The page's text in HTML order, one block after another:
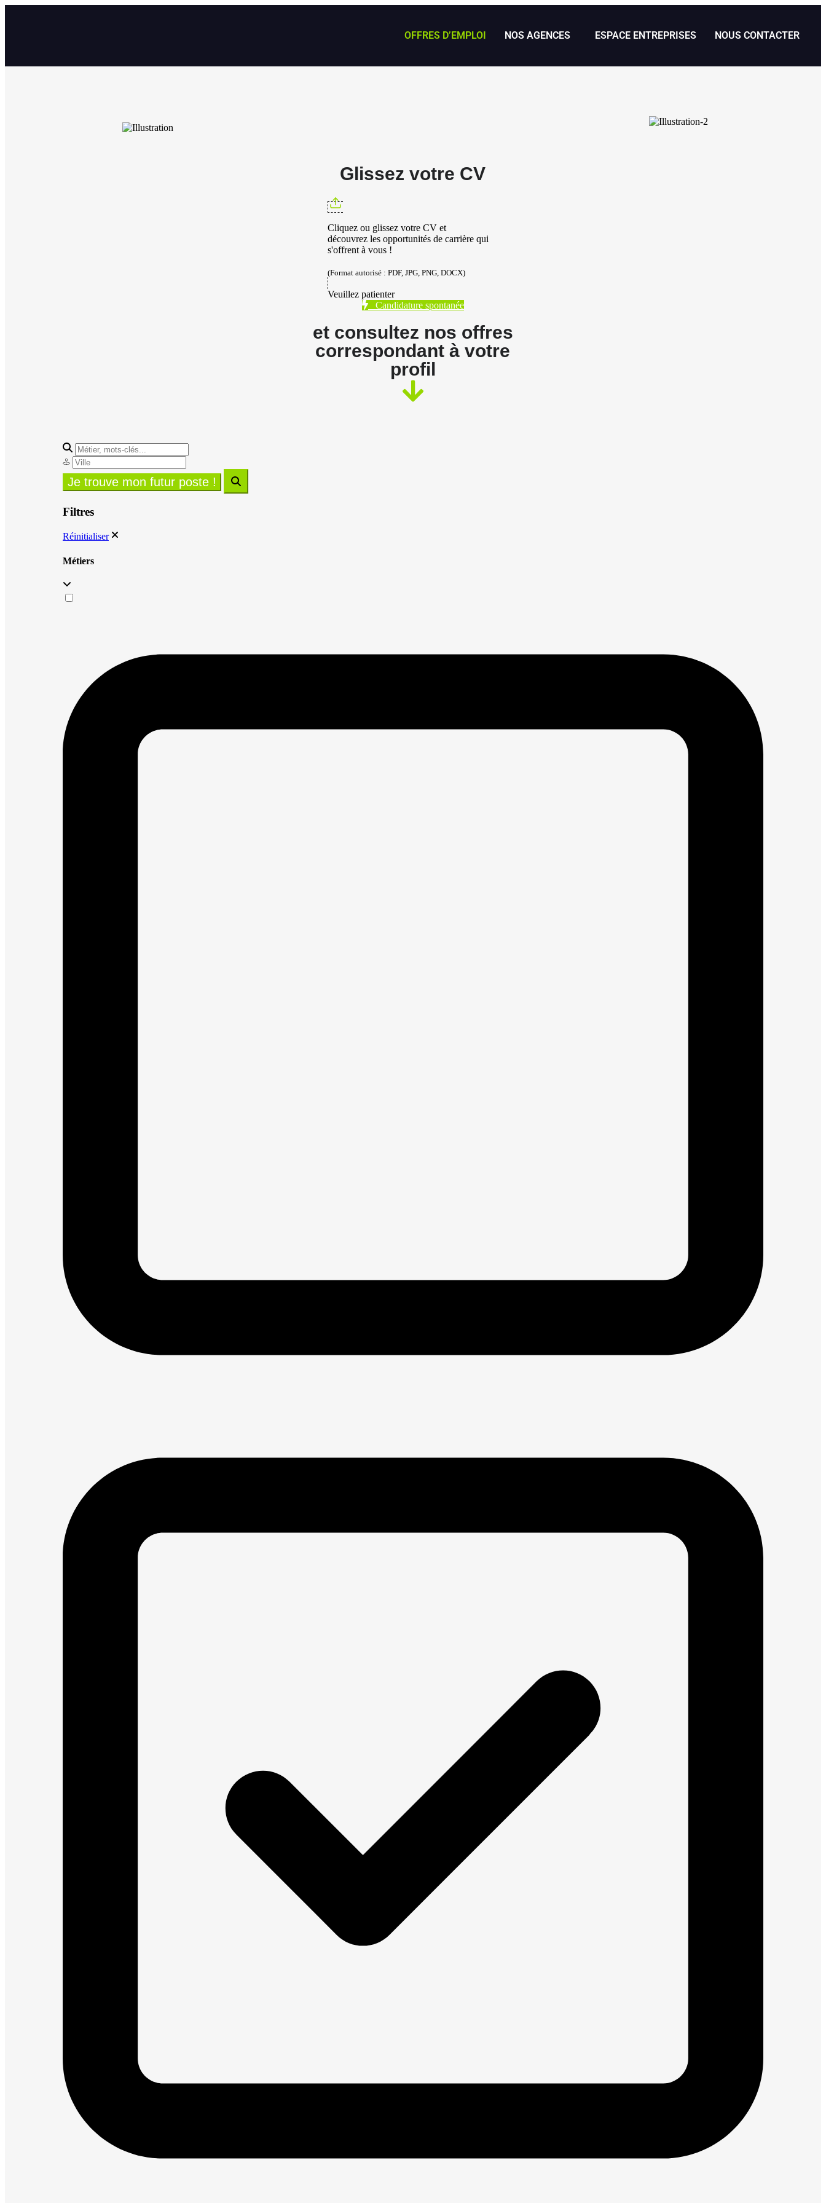
OFFRES D’EMPLOI NOS AGENCES ESPACE ENTREPRISES NOUS CONTACTER
Glissez votre CV
Cliquez ou glissez votre CV et
découvrez les opportunités de carrière qui
s'offrent à vous !
(Format autorisé : PDF, JPG, PNG, DOCX)
Veuillez patienter
Candidature spontanée
et consultez nos offres
correspondant à votre
profil
Filtres
Réinitialiser
Métiers